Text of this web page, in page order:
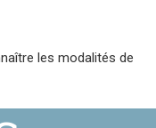
les modalités de